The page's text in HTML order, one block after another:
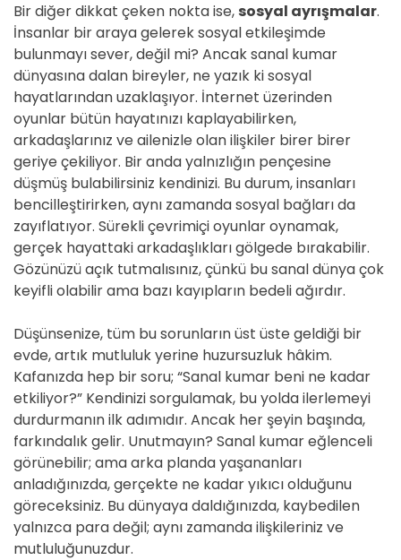
Bir diğer dikkat çeken nokta ise, sosyal ayrışmalar.
İnsanlar bir araya gelerek sosyal etkileşimde
bulunmayı sever, değil mi? Ancak sanal kumar
dünyasına dalan bireyler, ne yazık ki sosyal
hayatlarından uzaklaşıyor. İnternet üzerinden
oyunlar bütün hayatınızı kaplayabilirken,
arkadaşlarınız ve ailenizle olan ilişkiler birer birer
geriye çekiliyor. Bir anda yalnızlığın pençesine
düşmüş bulabilirsiniz kendinizi. Bu durum, insanları
bencilleştirirken, aynı zamanda sosyal bağları da
zayıflatıyor. Sürekli çevrimiçi oyunlar oynamak,
gerçek hayattaki arkadaşlıkları gölgede bırakabilir.
Gözünüzü açık tutmalısınız, çünkü bu sanal dünya çok
keyifli olabilir ama bazı kayıpların bedeli ağırdır.
Düşünsenize, tüm bu sorunların üst üste geldiği bir
evde, artık mutluluk yerine huzursuzluk hâkim.
Kafanızda hep bir soru; “Sanal kumar beni ne kadar
etkiliyor?” Kendinizi sorgulamak, bu yolda ilerlemeyi
durdurmanın ilk adımıdır. Ancak her şeyin başında,
farkındalık gelir. Unutmayın? Sanal kumar eğlenceli
görünebilir; ama arka planda yaşananları
anladığınızda, gerçekte ne kadar yıkıcı olduğunu
göreceksiniz. Bu dünyaya daldığınızda, kaybedilen
yalnızca para değil; aynı zamanda ilişkileriniz ve
mutluluğunuzdur.